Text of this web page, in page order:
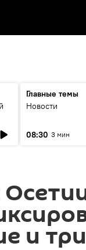
Главные темы
Новости
08:30 3 мин
и